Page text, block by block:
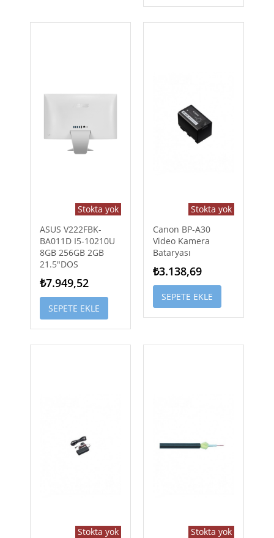
Stokta yok
ASUS V222FBK-
BA011D I5-10210U
8GB 256GB 2GB
21.5"DOS
₺7.949,52
SEPETE EKLE
Stokta yok
Canon BP-A30
Video Kamera
Bataryası
₺3.138,69
SEPETE EKLE
Stokta yok
Stokta yok